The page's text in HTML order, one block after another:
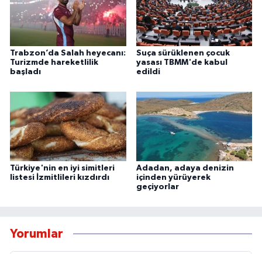
Trabzon’da Salah heyecanı:
Turizmde hareketlilik
başladı
Suça sürüklenen çocuk
yasası TBMM'de kabul
edildi
Türkiye'nin en iyi simitleri
listesi İzmitlileri kızdırdı
Adadan, adaya denizin
içinden yürüyerek
geçiyorlar
Yorumlar